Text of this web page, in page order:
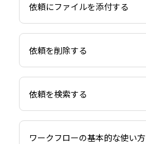
依頼にファイルを添付する
依頼を削除する
依頼を検索する
ワークフローの基本的な使い方